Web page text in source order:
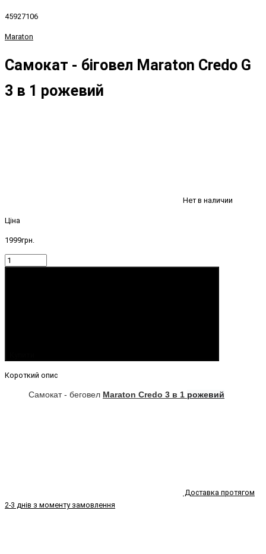
45927106
Maraton
Самокат - біговел Maraton Credo G
3 в 1 рожевий
Нет в наличии
Ціна
1999грн.
Короткий опис
Самокат - беговел Maraton Credo 3 в 1 рожевий
Доставка протягом
2-3 днів з моменту замовлення